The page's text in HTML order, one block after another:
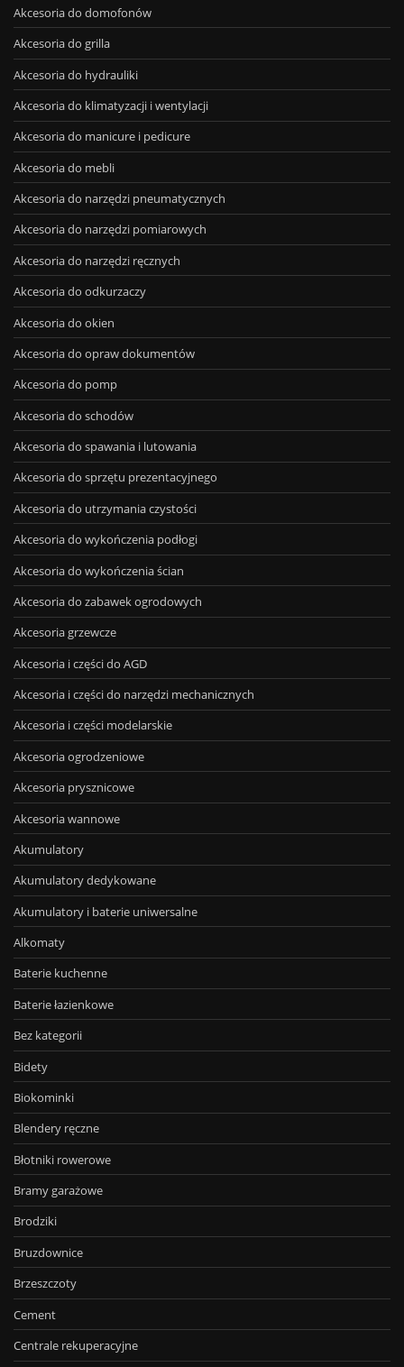
Akcesoria do domofonów
Akcesoria do grilla
Akcesoria do hydrauliki
Akcesoria do klimatyzacji i wentylacji
Akcesoria do manicure i pedicure
Akcesoria do mebli
Akcesoria do narzędzi pneumatycznych
Akcesoria do narzędzi pomiarowych
Akcesoria do narzędzi ręcznych
Akcesoria do odkurzaczy
Akcesoria do okien
Akcesoria do opraw dokumentów
Akcesoria do pomp
Akcesoria do schodów
Akcesoria do spawania i lutowania
Akcesoria do sprzętu prezentacyjnego
Akcesoria do utrzymania czystości
Akcesoria do wykończenia podłogi
Akcesoria do wykończenia ścian
Akcesoria do zabawek ogrodowych
Akcesoria grzewcze
Akcesoria i części do AGD
Akcesoria i części do narzędzi mechanicznych
Akcesoria i części modelarskie
Akcesoria ogrodzeniowe
Akcesoria prysznicowe
Akcesoria wannowe
Akumulatory
Akumulatory dedykowane
Akumulatory i baterie uniwersalne
Alkomaty
Baterie kuchenne
Baterie łazienkowe
Bez kategorii
Bidety
Biokominki
Blendery ręczne
Błotniki rowerowe
Bramy garażowe
Brodziki
Bruzdownice
Brzeszczoty
Cement
Centrale rekuperacyjne